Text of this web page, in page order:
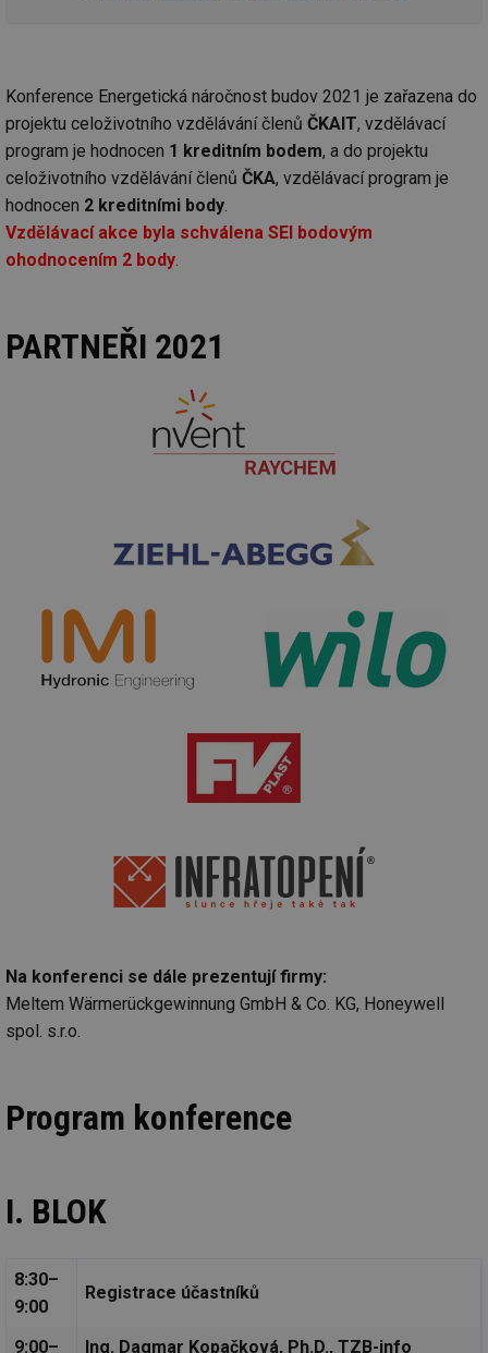
Konference Energetická náročnost budov 2021 je zařazena do
projektu celoživotního vzdělávání členů ČKAIT, vzdělávací
program je hodnocen 1 kreditním bodem, a do projektu
celoživotního vzdělávání členů ČKA, vzdělávací program je
hodnocen 2 kreditními body
Vzdělávací akce byla schválena SEI bodovým
ohodnocením 2 body
PARTNEŘI 2021
Na konferenci se dále prezentují firmy:
Meltem Wärmerückgewinnung GmbH & Co. KG, Honeywell
spol. s.r.o.
Program konference
I. BLOK
8:30–
9:00
Registrace účastníků
9:00– Ing. Dagmar Kopačková, Ph.D., TZB-info